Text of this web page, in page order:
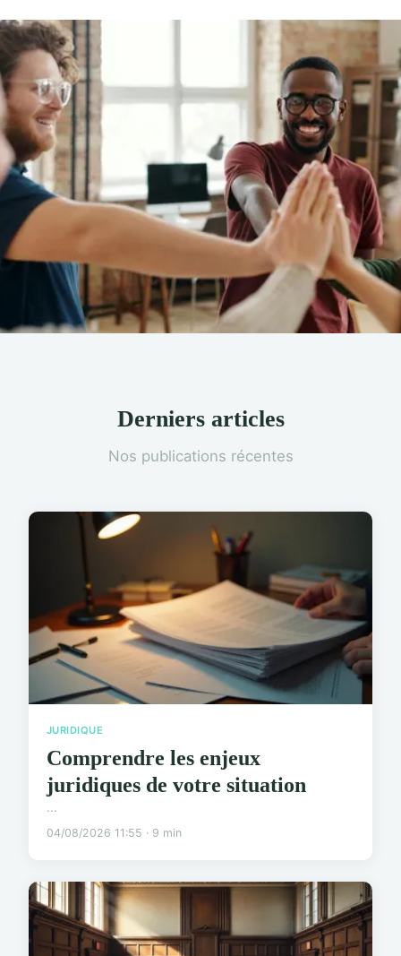
Derniers articles
Nos publications récentes
JURIDIQUE
Comprendre les enjeux
juridiques de votre situation
...
04/08/2026 11:55 · 9 min